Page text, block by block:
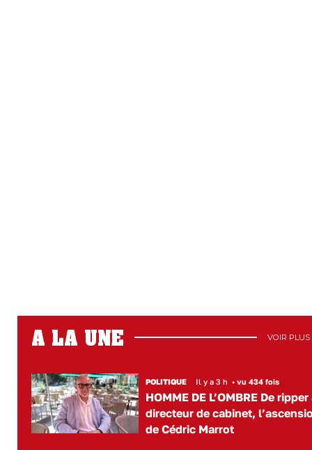
A LA UNE VOIR PLUS
POLITIQUE Il y a 3 h • vu 434 fois
HOMME DE L’OMBRE De ripper
directeur de cabinet,
de Cédric Marrot